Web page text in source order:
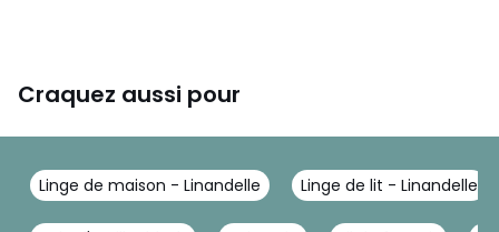
Craquez aussi pour
Linge de maison - Linandelle Linge de lit - Linandelle